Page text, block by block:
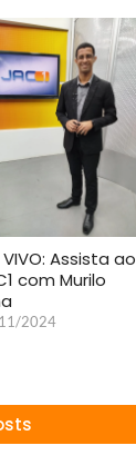
VIVO: Assista ao
com Murilo
2024